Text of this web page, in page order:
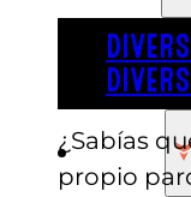
COMER
¿Sabías
propio